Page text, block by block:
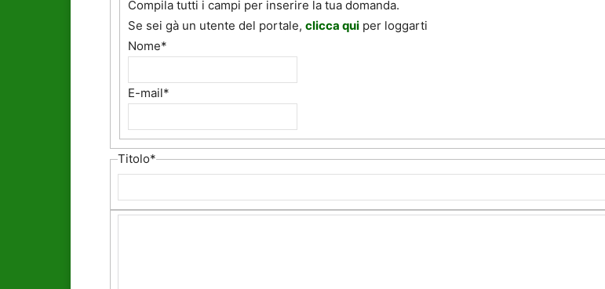
Compila tutti i campi per inserire la tua domanda.
Se sei gà un utente del portale, clicca quiper loggarti
Nome*
E-mail*
Titolo*